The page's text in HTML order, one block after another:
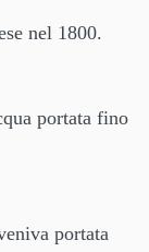
nel 1800.
portata fino
portata